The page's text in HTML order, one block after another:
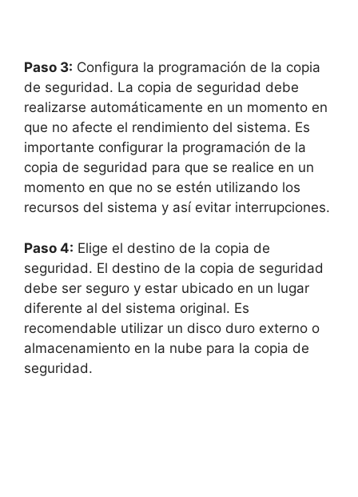
Paso 3: Configura la programación de la copia
de seguridad. La copia de seguridad debe
realizarse automáticamente en un momento en
que no afecte el rendimiento del sistema. Es
importante configurar la programación de la
copia de seguridad para que se realice en un
momento en que no se estén utilizando los
recursos del sistema y así evitar interrupciones.
Paso 4: Elige el destino de la copia de
seguridad. El destino de la copia de seguridad
debe ser seguro y estar ubicado en un lugar
diferente al del sistema original. Es
recomendable utilizar un disco duro externo o
almacenamiento en la nube para la copia de
seguridad.